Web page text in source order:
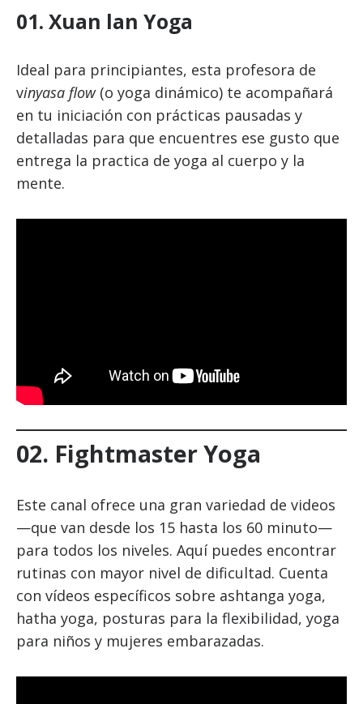
01. Xuan lan Yoga
Ideal para principiantes, esta profesora de
vinyasa flow(o yoga dinámico) te acompañará
en tu iniciación con prácticas pausadas y
detalladas para que encuentres ese gusto que
entrega la practica de yoga al cuerpo y la
mente.
02. Fightmaster Yoga
Este canal ofrece una gran variedad de videos
—que van desde los 15 hasta los 60 minuto—
para todos los niveles. Aquí puedes encontrar
rutinas con mayor nivel de dificultad. Cuenta
con vídeos específicos sobre ashtanga yoga,
hatha yoga, posturas para la flexibilidad, yoga
para niños y mujeres embarazadas.